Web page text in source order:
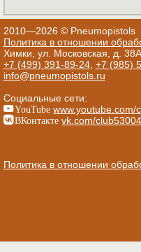
2010—2026 © Pneumopistols
Политика в отношении
Химки, ул. Московская, д. 38А
+7 (499) 391-89-24, +7 (985)
info@pneumopistols.ru
Социальные сети:
YouTube www.youtube.com/
ВКонтакте vk.com/
Политика в отношении